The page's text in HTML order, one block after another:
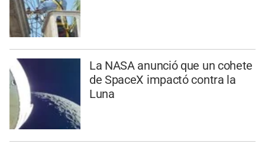
La NASA anunció que un cohete
de SpaceX impactó contra la
Luna